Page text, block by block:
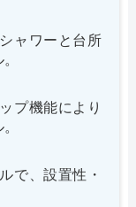
ャワーと台所
プ機能により
で、設置性・